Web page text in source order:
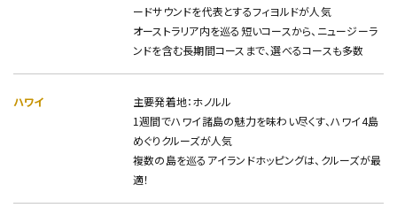
ードサウンドを代表とするフィヨルドが人気
オーストラリア内を巡る短いコースから、ニュージーラ
ンドを含む長期間コースまで、選べるコースも多数
ハワイ
主要発着地：ホノルル
1週間でハワイ諸島の魅力を味わい尽くす、ハワイ4島
めぐりクルーズが人気
複数の島を巡るアイランドホッピングは、クルーズが最
適！